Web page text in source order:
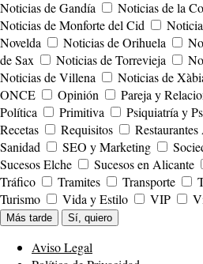
Noticias de Gandía
Noticias de la
Noticias de Monforte del Cid
Novelda
Noticias de Orihuela
de Sax
Noticias de Torrevieja
Noticias de Villena
Noticias de
ONCE
Opinión Pareja y
Política
Primitiva Psiquiatría y
Recetas
Requisitos
Sanidad
SEO y Marketing
Sucesos Elche
Sucesos en Alicante
Tráfico
Tramites Transporte
Turismo
Vida y Estilo VIP
Más tarde Sí, quiero
Aviso Legal